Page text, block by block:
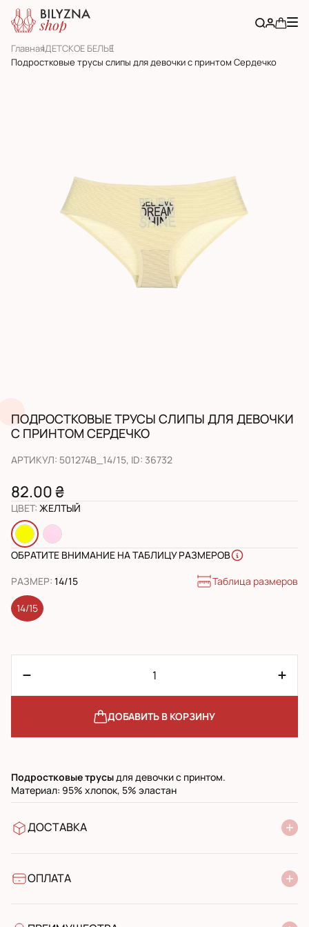
ГлавнаяДЕТСКОЕ БЕЛЬЕ
Подростковые трусы слипы для девочки с принтом Сердечко
ПОДРОСТКОВЫЕ ТРУСЫ СЛИПЫ ДЛЯ ДЕВОЧКИ
С ПРИНТОМ СЕРДЕЧКО
АРТИКУЛ: 501274B_14/15, ID: 36732
82.00 ₴
ЦВЕТ: ЖЕЛТЫЙ
ОБРАТИТЕ ВНИМАНИЕ НА ТАБЛИЦУ РАЗМЕРОВ
РАЗМЕР: 14/15 Таблица размеров
14/15
ДОБАВИТЬ В КОРЗИНУ
Подростковыетрусыдля девочки с принтом.
Материал: 95% хлопок, 5% эластан
ДОСТАВКА
УкрПочта стандарт
ОПЛАТА
Банковский перевод